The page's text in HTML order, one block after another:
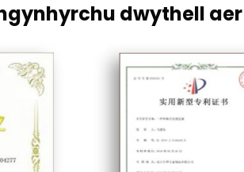
dwythell aer